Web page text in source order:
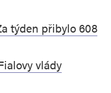
týden přibylo 608
vlády